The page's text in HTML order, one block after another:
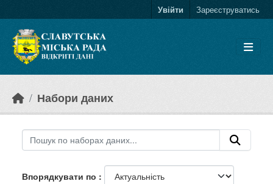
Увійти Зареєструватись
Набори даних
Впорядкувати по